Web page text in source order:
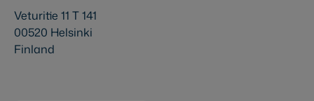
Veturitie 11 T 141
00520 Helsinki
Finland